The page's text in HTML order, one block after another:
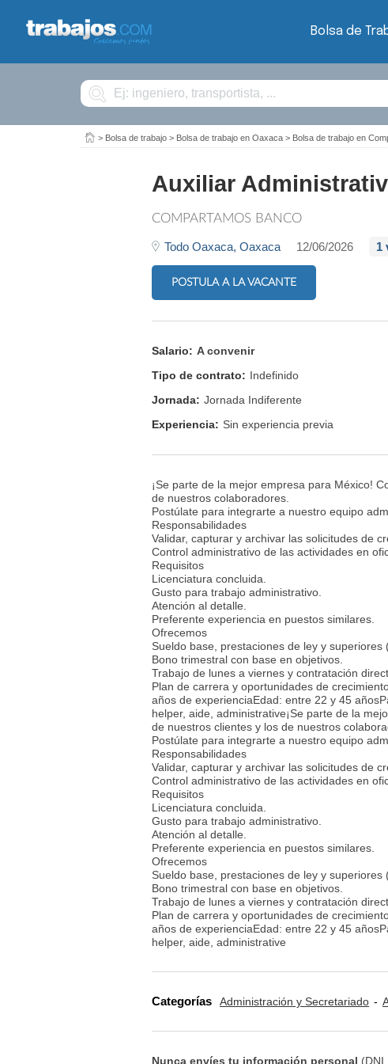
Bolsa de
Buscar
> Bolsa de trabajo > Bolsa de trabajo en Oaxaca > Bolsa de trabajo en
Auxiliar
COMPARTAMOS BANCO
Todo Oaxaca, Oaxaca 12/06/2026 1
POSTULA A LA VACANTE
Salario: A convenir
Tipo de contrato: Indefinido
Jornada: Jornada Indiferente
Experiencia: Sin experiencia previa
¡Se parte de la mejor empresa para México!
de nuestros colaboradores.
Postúlate para integrarte a nuestro equipo
Responsabilidades
Validar, capturar y archivar las solicitudes de
Control administrativo de las actividades en
Requisitos
Licenciatura concluida.
Gusto para trabajo administrativo.
Atención al detalle.
Preferente experiencia en puestos similares.
Ofrecemos
Sueldo base, prestaciones de ley y
Bono trimestral con base en objetivos.
Trabajo de lunes a viernes y contratación
Plan de carrera y oportunidades de
años de experienciaEdad: entre 22 y 45
helper, aide, administrative¡Se parte de la
de nuestros clientes y los de nuestros
Postúlate para integrarte a nuestro equipo
Responsabilidades
Validar, capturar y archivar las solicitudes de
Control administrativo de las actividades en
Requisitos
Licenciatura concluida.
Gusto para trabajo administrativo.
Atención al detalle.
Preferente experiencia en puestos similares.
Ofrecemos
Sueldo base, prestaciones de ley y
Bono trimestral con base en objetivos.
Trabajo de lunes a viernes y contratación
Plan de carrera y oportunidades de
años de experienciaEdad: entre 22 y 45
helper, aide, administrative
Categorías Administración y Secretariado
Nunca envíes tu información personal